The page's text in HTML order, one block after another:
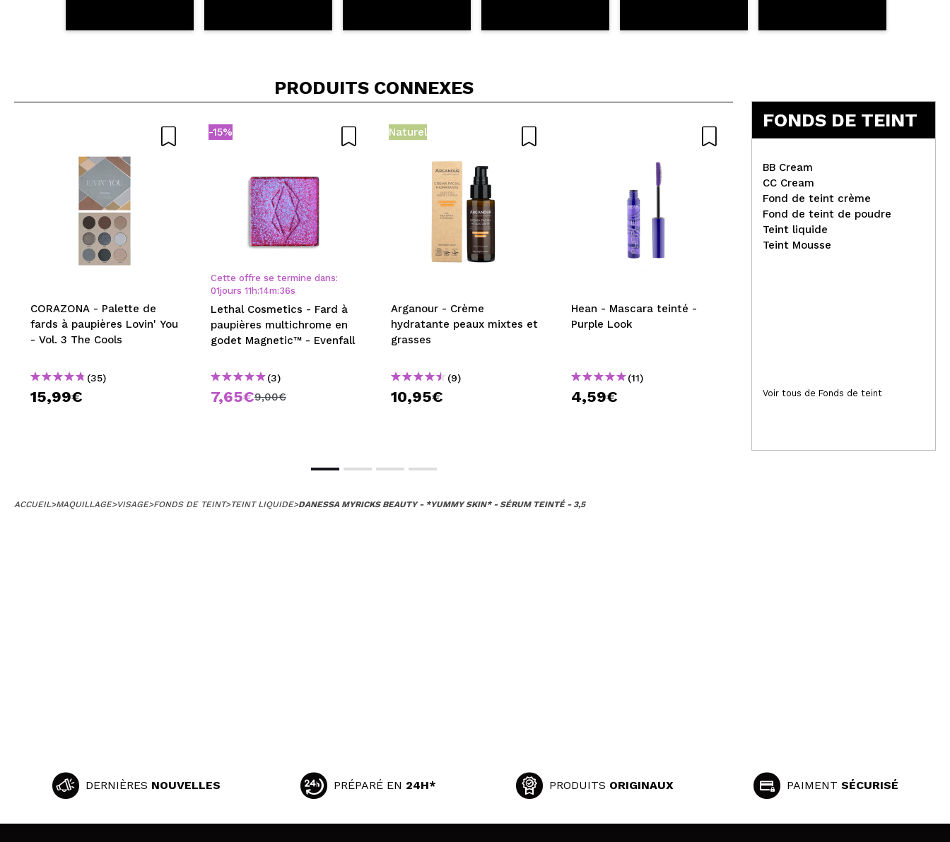
PRODUITS CONNEXES
CORAZONA - Palette de
fards à paupières Lovin' You
- Vol. 3 The Cools
(35)
15,99€
-15%
Cette offre se termine dans:
01jours 11 h:14m:36s
Lethal Cosmetics - Fard à
paupières multichrome en
godet Magnetic™ - Evenfall
(3)
7,65€9,00€
Naturel
Arganour - Crème
hydratante peaux mixtes et
grasses
(9)
10,95€
Hean - Mascara teinté -
Purple Look
(11)
4,59€
Cette offre se termine dans:
jours 11 h:14m:36s
Lethal Cosmetics - Fard à
paupières Godet Magnetic™
5,52€6,50€
FONDS DE TEINT
BB Cream
CC Cream
Fond de teint crème
Fond de teint de poudre
Teint liquide
Teint Mousse
Voir tous de Fonds de teint
ACCUEIL>MAQUILLAGE>VISAGE>FONDS DE TEINT>TEINT LIQUIDE>DANESSA MYRICKS BEAUTY - *YUMMY SKIN* - SÉRUM TEINTÉ - 3,5
DERNIÈRES NOUVELLES PRÉPARÉ EN 24H* PRODUITS ORIGINAUX PAIMENT SÉCURISÉ